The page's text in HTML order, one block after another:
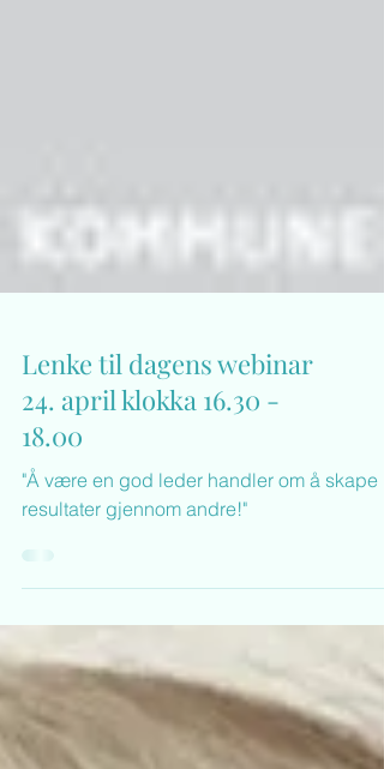
Lenke til dagens webinar
24. april klokka 16.30 -
18.00
resultater gjennom andre!"